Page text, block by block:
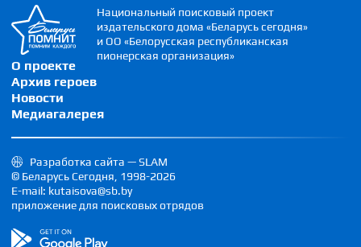
О проекте
Архив героев
Новости
Медиагалерея
Национальный поисковый проект
издательского дома «Беларусь сегодня»
и ОО «Белорусская республиканская
пионерская организация»
Разработка сайта — SLAM
© Беларусь Сегодня, 1998-2026
E-mail: kutaisova@sb.by
приложение для поисковых отрядов